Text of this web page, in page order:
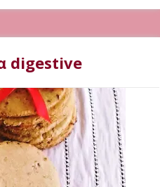
digestive